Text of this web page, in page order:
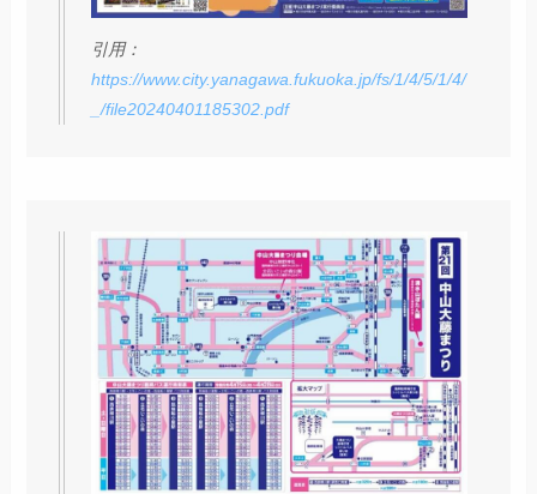
引用：
https://www.city.yanagawa.fukuoka.jp/fs/1/4/5/1/4/
_/file20240401185302.pdf